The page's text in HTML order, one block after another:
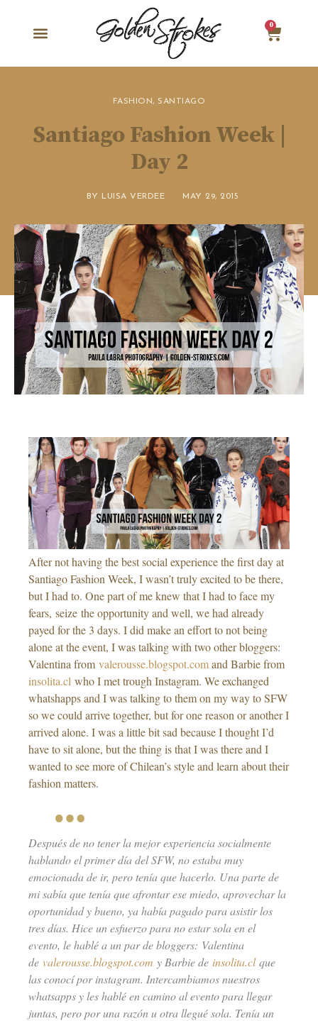
0
FASHION,SANTIAGO
Santiago Fashion Week |
Day 2
BY LUISA VERDEE MAY 29, 2015
After not having the best social experience the first day at
Santiago Fashion Week, I wasn’t truly excited to be there,
but I had to. One part of me knew that I had to face my
fears, seize the opportunity and well, we had already
payed for the 3 days. I did make an effort to not being
alone at the event, I was talking with two other bloggers:
Valentina from valerousse.blogspot.comand Barbie from
insolita.cl who I met trough Instagram. We exchanged
whatshapps and I was talking to them on my way to SFW
so we could arrive together, but for one reason or another I
arrived alone. I was a little bit sad because I thought I’d
have to sit alone, but the thing is that I was there and I
wanted to see more of Chilean’s style and learn about their
fashion matters.
Después de no tener la mejor experiencia socialmente
hablando el primer día del SFW, no estaba muy
emocionada de ir, pero tenía que hacerlo. Una parte de
mi sabía que tenía que afrontar ese miedo, aprovechar la
oportunidad y bueno, ya había pagado para asistir los
tres días. Hice un esfuerzo para no estar sola en el
evento, le hablé a un par de bloggers: Valentina
de valerousse.blogspot.com y Barbie de insolita.clque
las conocí por instagram. Intercambiamos nuestros
whatsapps y les hablé en camino al evento para llegar
juntas, pero por una razón u otra llegué sola. Tenía un